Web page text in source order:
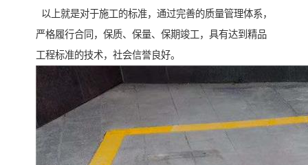
以上就是对于施工的标准，通过完善的质量管理体系，
严格履行合同，保质、保量、保期竣工，具有达到精品
工程标准的技术，社会信誉良好。